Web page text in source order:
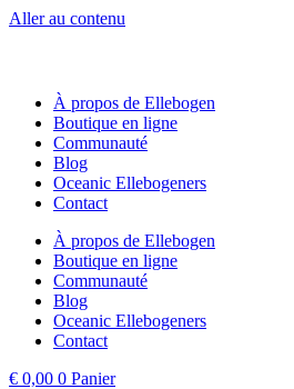
Aller au contenu
À propos de Ellebogen
Boutique en ligne
Communauté
Blog
Oceanic Ellebogeners
Contact
À propos de Ellebogen
Boutique en ligne
Communauté
Blog
Oceanic Ellebogeners
Contact
€ 0,00 0 Panier